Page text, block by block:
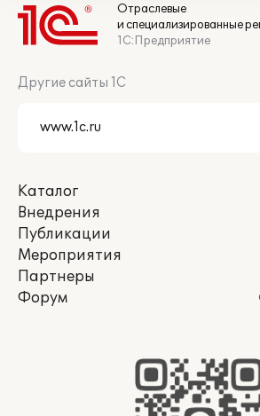
Отраслевые
и специализированные
1С:Предприятие
Другие сайты 1С
Каталог
Внедрения
Публикации
Мероприятия
Партнеры
Форум